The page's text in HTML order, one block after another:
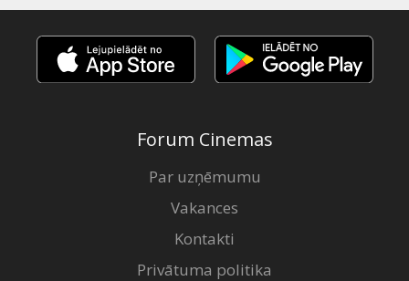
Forum Cinemas
Par uzņēmumu
Vakances
Kontakti
Privātuma politika